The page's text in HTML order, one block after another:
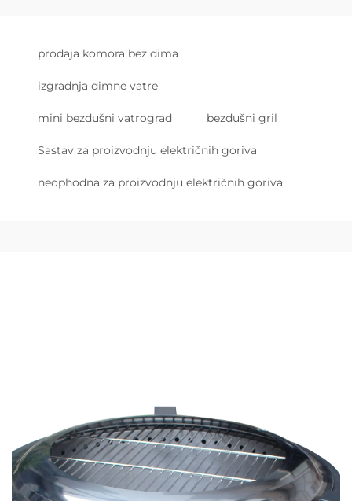
prodaja komora bez dima
izgradnja dimne vatre
mini bezdušni vatrograd bezdušni gril
Sastav za proizvodnju električnih goriva
neophodna za proizvodnju električnih goriva